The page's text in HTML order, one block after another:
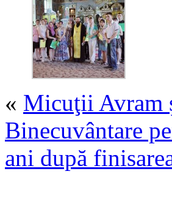
« Micuţii Avram
Binecuvântare
ani după